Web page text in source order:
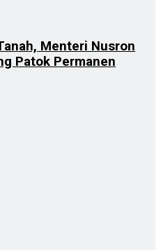
Menteri Nusron
Patok Permanen